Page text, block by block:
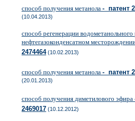
способ получения метанола - патент
(10.04.2013)
способ регенерации водометанольного
нефтегазоконденсатном
2474464(10.02.2013)
способ получения метанола - патент
(20.01.2013)
способ получения диметилового эфира
2469017 (10.12.2012)